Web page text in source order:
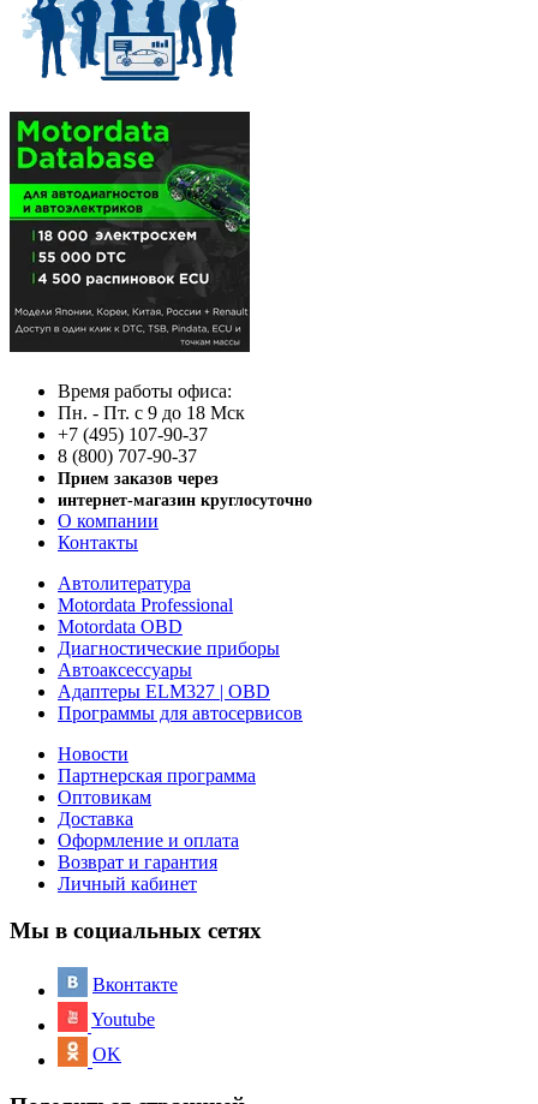
Время работы офиса:
Пн. - Пт. с 9 до 18 Мск
+7 (495) 107-90-37
8 (800) 707-90-37
Прием заказов через
интернет-магазин круглосуточно
О компании
Контакты
Автолитература
Motordata Professional
Motordata OBD
Диагностические приборы
Автоаксессуары
Адаптеры ELM327 | OBD
Программы для автосервисов
Новости
Партнерская программа
Оптовикам
Доставка
Оформление и оплата
Возврат и гарантия
Личный кабинет
Мы в социальных сетях
Вконтакте
Youtube
OK